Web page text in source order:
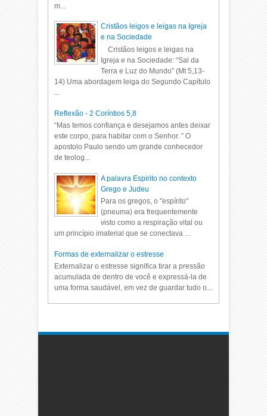
m...
Cristãos leigos e leigas na Igreja
e na Sociedade
Cristãos leigos e leigas na
Igreja e na Sociedade: “Sal da
Terra e Luz do Mundo” (Mt 5,13-
14) Uma abordagem leiga do Segundo Capítulo
Reflexão - 2 Coríntios 5,8
“Mas temos confiança e desejamos antes deixar
este corpo, para habitar com o Senhor. ” O
apostolo Paulo sendo um grande conhecedor
de teolog...
A palavra Espirito no contexto
Grego e Judeu
Para os gregos, o "espírito"
(pneuma) era frequentemente
visto como a respiração vital ou
um princípio imaterial que se conectava ...
Formas de externalizar o estresse
Externalizar o estresse significa tirar a pressão
acumulada de dentro de você e expressá-la de
uma forma saudável, em vez de guardar tudo o...